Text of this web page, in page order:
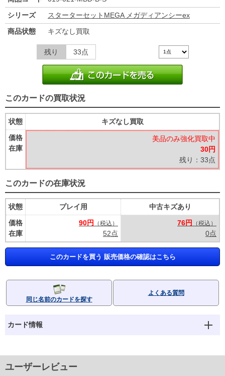
シリーズ
スターターセットMEGA メガディアンシーex
商品状態
キズなし買取
残り 33点
このカードの買取状況
状態
価格
在庫
キズなし買取
美品のみ強化買取中
30円
残り：33点
このカードの在庫状況
状態
価格
在庫
プレイ用
90円
（税込）
52点
中古キズあり
76円
（税込）
0点
このカードを買う 販売価格の確認はこちら
同じ名前のカードを探す
よくある質問
カード情報
ユーザーレビュー